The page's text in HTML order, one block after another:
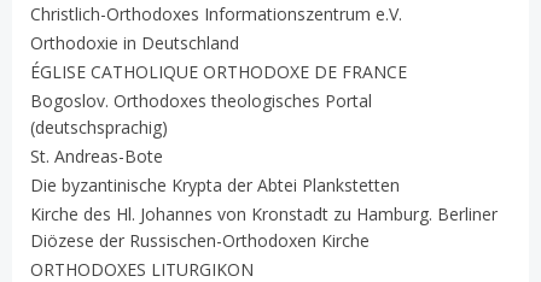
Christlich-Orthodoxes Informationszentrum e.V.
Orthodoxie in Deutschland
ÉGLISE CATHOLIQUE ORTHODOXE DE FRANCE
Bogoslov. Orthodoxes theologisches Portal
(deutschsprachig)
St. Andreas-Bote
Die byzantinische Krypta der Abtei Plankstetten
Kirche des Hl. Johannes von Kronstadt zu Hamburg. Berliner
Diözese der Russischen-Orthodoxen Kirche
ORTHODOXES LITURGIKON